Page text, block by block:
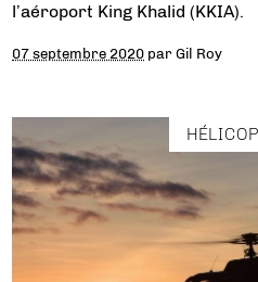
l’aéroport King Khalid (KKIA).
07 septembre 2020 parGil Roy